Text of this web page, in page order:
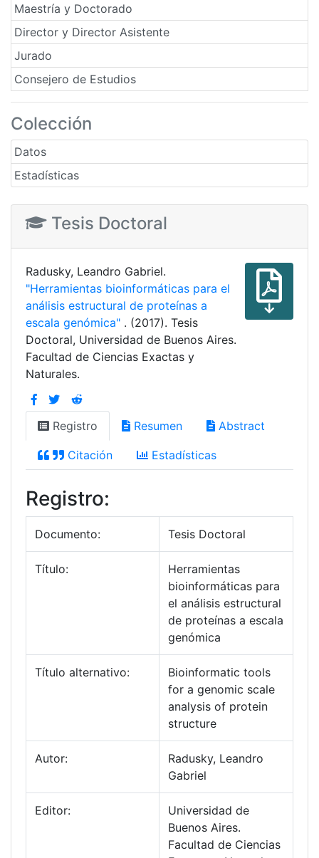
Maestría y Doctorado
Director y Director Asistente
Jurado
Consejero de Estudios
Colección
Datos
Estadísticas
Tesis Doctoral
Radusky, Leandro Gabriel.
"Herramientas bioinformáticas para el
análisis estructural de proteínas a
escala genómica" . (2017). Tesis
Doctoral, Universidad de Buenos Aires.
Facultad de Ciencias Exactas y
Naturales.
Registro Resumen Abstract
Citación Estadísticas
Registro:
Documento: Tesis Doctoral
Título:
Herramientas
bioinformáticas para
el análisis estructural
de proteínas a escala
genómica
Título alternativo:
Bioinformatic tools
for a genomic scale
analysis of protein
structure
Autor:
Radusky, Leandro
Gabriel
Editor:
Universidad de
Buenos Aires.
Facultad de Ciencias